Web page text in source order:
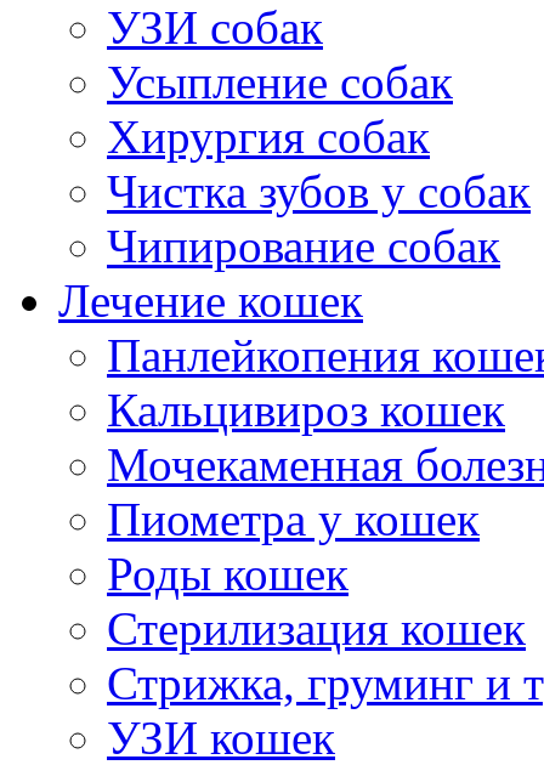
УЗИ собак
Усыпление собак
Хирургия собак
Чистка зубов у собак
Чипирование собак
Лечение кошек
Панлейкопения
Кальцивироз кошек
Мочекаменная
Пиометра у кошек
Роды кошек
Стерилизация кошек
Стрижка, груминг и
УЗИ кошек